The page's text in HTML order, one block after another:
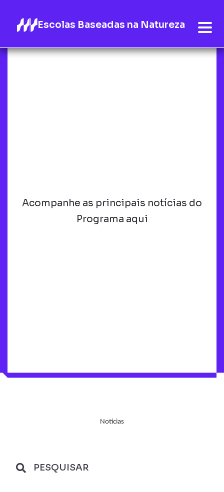
Escolas Baseadas na Natureza
Acompanhe as principais notícias do
Programa aqui
Notícias